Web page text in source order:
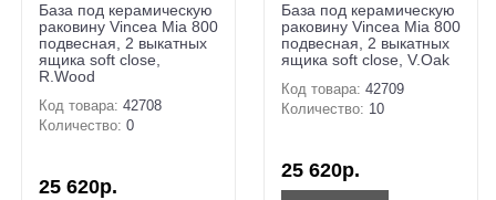
База под керамическую
раковину Vincea Mia 800
подвесная, 2 выкатных
ящика soft close,
R.Wood
Код товара: 42708
Количество: 0
25 620р.
База под керамическую
раковину Vincea Mia 800
подвесная, 2 выкатных
ящика soft close, V.Oak
Код товара: 42709
Количество: 10
25 620р.